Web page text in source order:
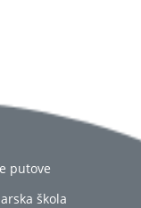
putove
škola